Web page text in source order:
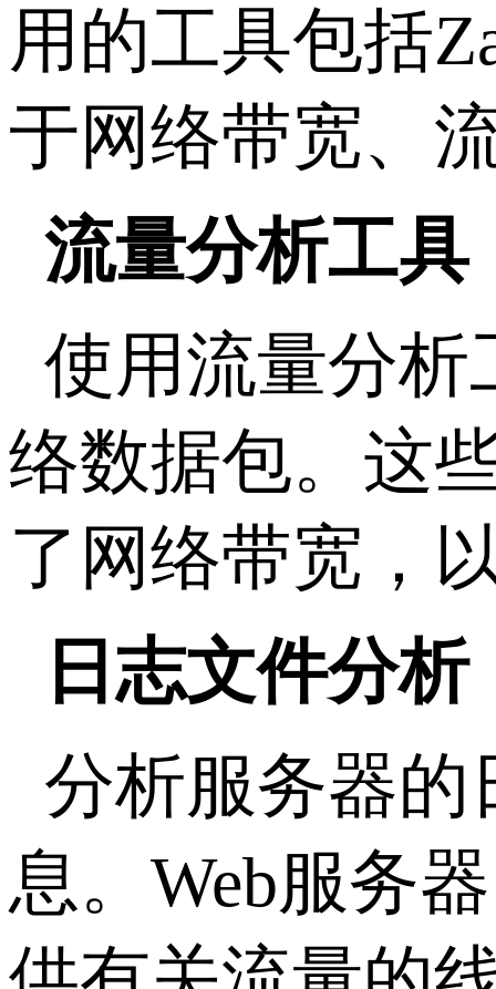
用的工具包括
于网络带宽、
流量分析工具
使用流量分析
络数据包。这
了网络带宽，
日志文件分析
分析服务器的
息。Web服务